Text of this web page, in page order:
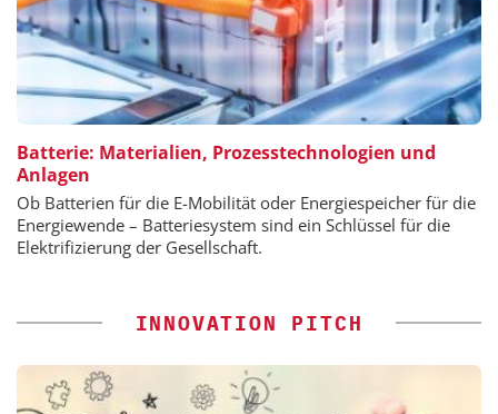
Batterie: Materialien, Prozesstechnologien und
Anlagen
Ob Batterien für die E-Mobilität oder Energiespeicher für die
Energiewende – Batteriesystem sind ein Schlüssel für die
Elektrifizierung der Gesellschaft.
INNOVATION PITCH